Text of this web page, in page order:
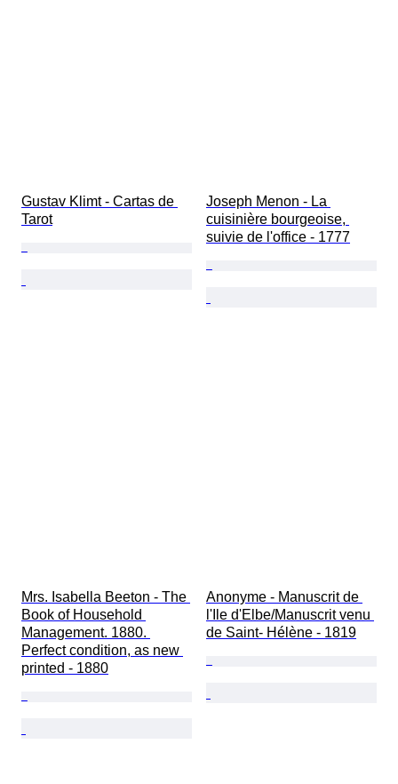
Gustav Klimt - Cartas de
Tarot
Joseph Menon - La
cuisinière bourgeoise,
suivie de l'office - 1777
Mrs. Isabella Beeton - The
Book of Household
Management. 1880.
Perfect condition, as new
printed - 1880
Anonyme - Manuscrit de
l'Ile d'Elbe/Manuscrit venu
de Saint- Hélène - 1819